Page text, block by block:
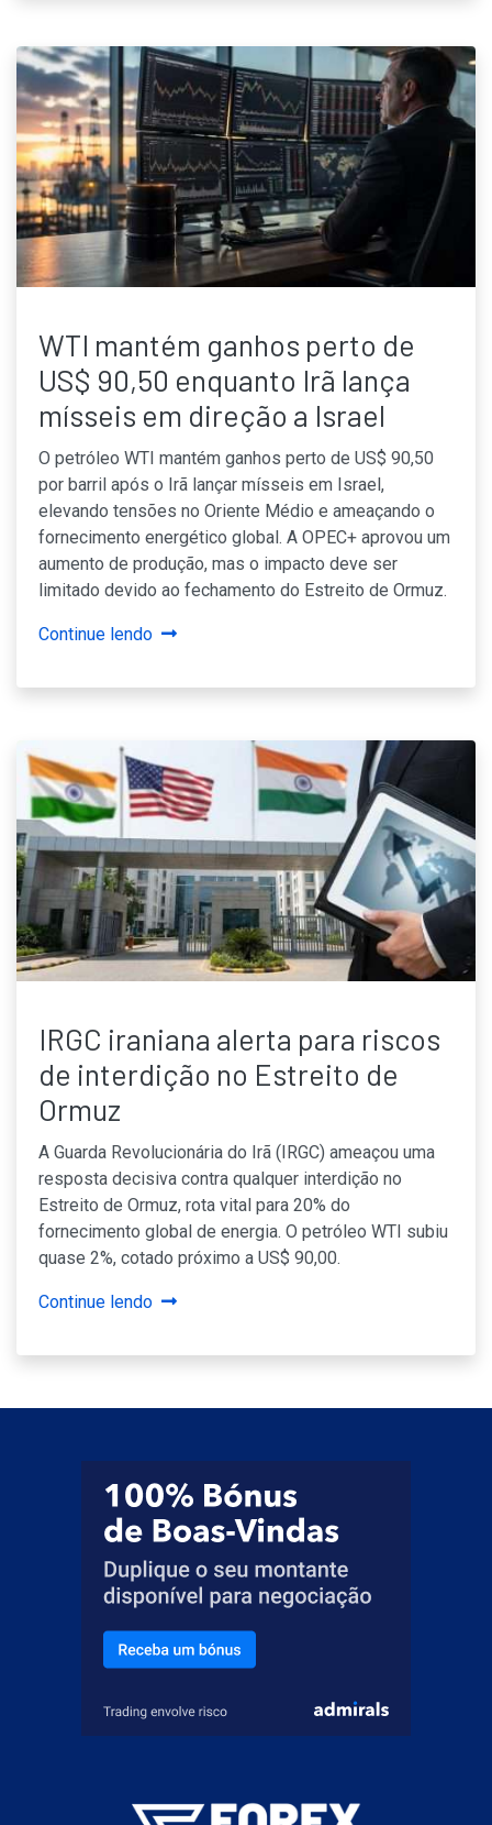
WTI mantém ganhos perto de
US$ 90,50 enquanto Irã lança
mísseis em direção a Israel
O petróleo WTI mantém ganhos perto de US$ 90,50
por barril após o Irã lançar mísseis em Israel,
elevando tensões no Oriente Médio e ameaçando o
fornecimento energético global. A OPEC+ aprovou um
aumento de produção, mas o impacto deve ser
limitado devido ao fechamento do Estreito de Ormuz.
Continue lendo
IRGC iraniana alerta para riscos
de interdição no Estreito de
Ormuz
A Guarda Revolucionária do Irã (IRGC) ameaçou uma
resposta decisiva contra qualquer interdição no
Estreito de Ormuz, rota vital para 20% do
fornecimento global de energia. O petróleo WTI subiu
quase 2%, cotado próximo a US$ 90,00.
Continue lendo